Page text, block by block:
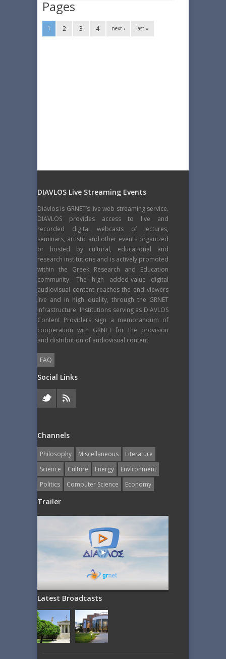
Pages
1 2 3 4 next › last »
DIAVLOS Live Streaming Events
Diavlos is GRNET’s live web streaming service.
DIAVLOS provides access to live and
recorded digital webcasts of lectures,
seminars, artistic and other events organized
or hosted by cultural, educational and
research institutions and is actively promoted
within the Greek Research and Education
community. The high added-value digital
audiovisual content reaches the end viewers
live and in high quality, through the GRNET
infrastructure. Institutions serving as DIAVLOS
Content Providers sign a memorandum of
cooperation with GRNET for the provision
and distribution of audiovisual content.
FAQ
Social Links
Channels
Philosophy Miscellaneous
Literature
Science
Culture Energy
Εnvironment
Politics
Computer Science Economy
Trailer
Latest Broadcasts